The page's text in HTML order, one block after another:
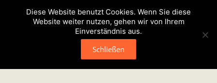
Diese Website benutzt Cookies. Wenn Sie diese
Website weiter nutzen, gehen wir von Ihrem
Einverständnis aus.
Schließen